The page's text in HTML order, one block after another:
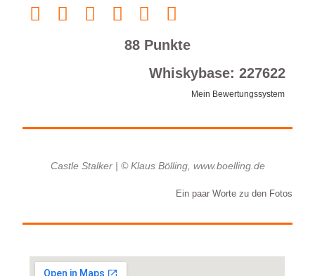
88 Punkte
Whiskybase: 227622
Mein Bewertungssystem
Castle Stalker | © Klaus Bölling, www.boelling.de
Ein paar Worte zu den Fotos